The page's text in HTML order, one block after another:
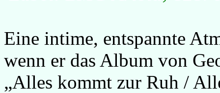
Eine intime, entspannte
wenn er das Album von
„Alles kommt zur Ruh /